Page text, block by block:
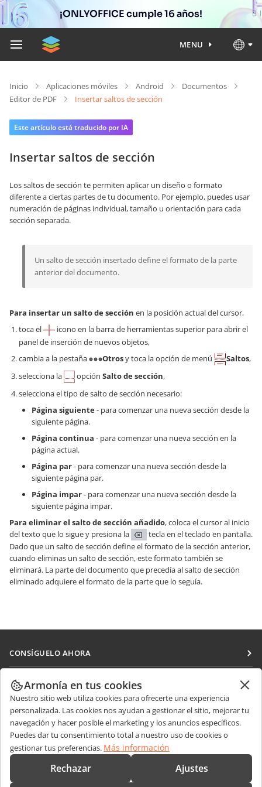
¡ONLYOFFICE cumple 16 años!
MENU
Inicio Aplicaciones móviles Android
Documentos
Editor de PDF
Insertar saltos de sección
Este artículo está traducido por IA
Insertar saltos de sección
Los saltos de sección te permiten aplicar un diseño o formato
diferente a ciertas partes de tu documento. Por ejemplo, puedes usar
numeración de páginas individual, tamaño u orientación para cada
sección separada.
Un salto de sección insertado define el formato de la parte
anterior del documento.
Para insertar un salto de sección en la posición actual del cursor,
toca el
icono en la barra de herramientas superior para abrir el
panel de inserción de nuevos objetos,
cambia a la pestaña
Otrosy toca la opción de menú Saltos,
selecciona la
opción Salto de sección,
selecciona el tipo de salto de sección necesario:
Página siguiente- para comenzar una nueva sección desde la
siguiente página.
Página continua - para comenzar una nueva sección en la
página actual.
Página par- para comenzar una nueva sección desde la
siguiente página par.
Página impar- para comenzar una nueva sección desde la
siguiente página impar.
Para eliminar el salto de sección añadido, coloca el cursor al inicio
del texto que lo sigue y presiona la
tecla en el teclado en pantalla.
Dado que un salto de sección define el formato de la sección anterior,
cuando eliminas un salto de sección, este formato también se
eliminará. La parte del documento que precedía al salto de sección
eliminado adquiere el formato de la parte que lo seguía.
CONSÍGUELO AHORA
Docs
DocSpace
Workspace
Conectores
Aplicaciones de escritorio
Aplicaciones móviles
COLABORAR
Para colaboradores
Para traductores
Para influencers
Vacantes
RECIBIR NOTICIAS
Blog
OBTENER AYUDA
Foro
CONTÁCTENOS
Preguntas de ventas
sales@onlyoffice.com
Armonía en tus cookies
Nuestro sitio web utiliza cookies para ofrecerte una experiencia
personalizada. Las cookies nos ayudan a gestionar el sitio, mejorar tu
navegación y hacer posible el marketing y los anuncios específicos.
Puedes dar tu consentimiento total a nuestro uso de cookies o
gestionar tus preferencias. Más información
Rechazar Ajustes